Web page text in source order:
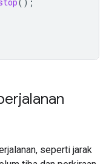
seperti jarak